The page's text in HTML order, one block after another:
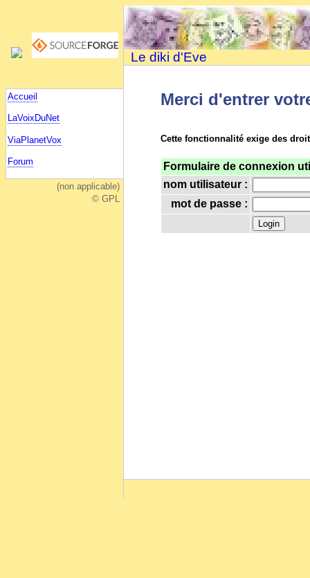
Accueil
LaVoixDuNet
ViaPlanetVox
Forum
(non applicable)
© GPL
Le diki d'Eve
Merci d'entrer
Cette fonctionnalité exige des
Formulaire de connexion
nom utilisateur :
mot de passe :